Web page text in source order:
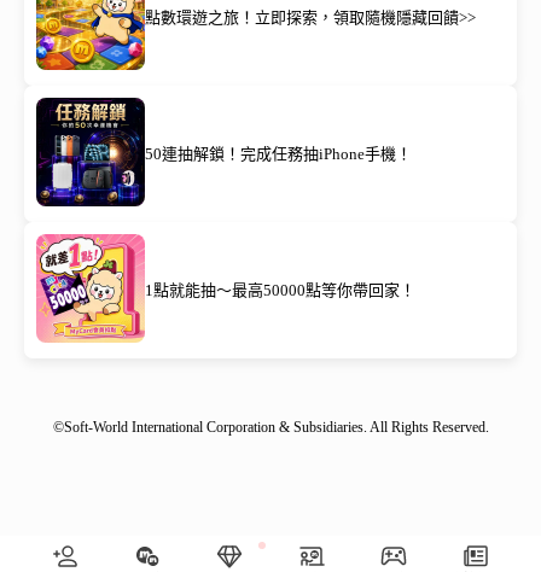
點數環遊之旅！立即探索，領取隨機隱藏回饋>>
50連抽解鎖！完成任務抽iPhone手機！
1點就能抽～最高50000點等你帶回家！
©Soft-World International Corporation & Subsidiaries. All Rights Reserved.